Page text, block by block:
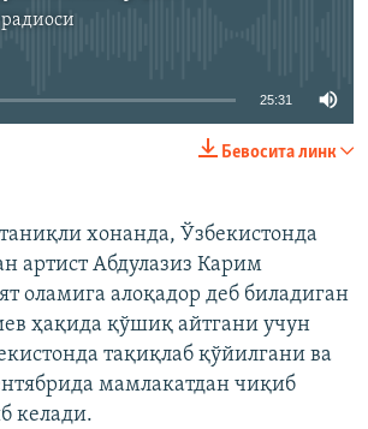
медиа-манба мавжуд эмас
25:31
Бевосита линк
хонанда, Ўзбекистонда
артист Абдулазиз Карим
оламига алоқадор деб биладиган
ҳақида қўшиқ айтгани учун
тақиқлаб қўйилгани ва
мамлакатдан чиқиб
келади.